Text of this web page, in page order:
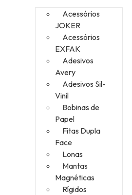
Acessórios
JOKER
Acessórios
EXFAK
Adesivos
Avery
Adesivos Sil-
Vinil
Bobinas de
Papel
Fitas Dupla
Face
Lonas
Mantas
Magnéticas
Rígidos